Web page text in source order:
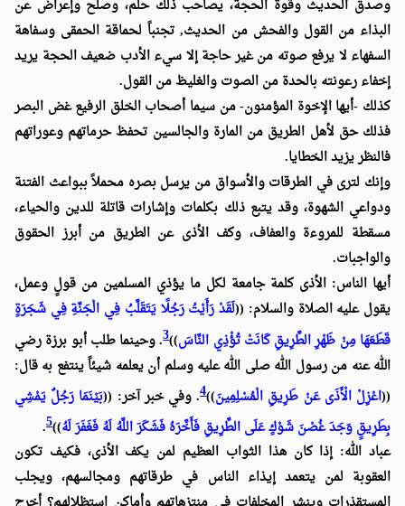
وصدق الحديث وقوة الحجة، يصاحب ذلك حلم، وصلح وإعراض عن
البذاء من القول والفحش من الحديث, تجنباً لحماقة الحمقى وسفاهة
السفهاء لا يرفع صوته من غير حاجة إلا سيء الأدب ضعيف الحجة يريد
إخفاء رعونته بالحدة من الصوت والغليظ من القول.
كذلك -أيها الإخوة المؤمنون- من سيما أصحاب الخلق الرفيع غض البصر
فذلك حق لأهل الطريق من المارة والجالسين تحفظ حرماتهم وعوراتهم
فالنظر يزيد الخطايا.
وإنك لترى في الطرقات والأسواق من يرسل بصره محملاً ببواعث الفتنة
ودواعي الشهوة، وقد يتبع ذلك بكلمات وإشارات قاتلة للدين والحياء،
مسقطة للمروءة والعفاف، وكف الأذى عن الطريق من أبرز الحقوق
والواجبات.
أيها الناس: الأذى كلمة جامعة لكل ما يؤذي المسلمين من قولٍ وعمل،
يقول عليه الصلاة والسلام: ((لَقَدْ رَأَيْتُ رَجُلًا يَتَقَلَّبُ فِي الْجَنَّةِ فِي شَجَرَةٍ
قَطَعَهَا مِنْ ظَهْرِ الطَّرِيقِ كَانَتْ تُؤْذِي النَّاسَ))
3. وحينما طلب أبو برزة رضي
الله عنه من رسول الله صلى الله عليه وسلم أن يعلمه شيئاً ينتفع به قال:
((اعْزِلْ الْأَذَى عَنْ طَرِيقِ الْمُسْلِمِينَ))
4. وفي خبر آخر: ((بَيْنَمَا رَجُلٌ يَمْشِي
بِطَرِيقٍ وَجَدَ غُصْنَ شَوْكٍ عَلَى الطَّرِيقِ فَأَخَّرَهُ فَشَكَرَ اللَّهُ لَهُ فَغَفَرَ لَهُ))
5
.
عباد الله: إذا كان هذا الثواب العظيم لمن يكف الأذى، فكيف تكون
العقوبة لمن يتعمد إيذاء الناس في طرقاتهم ومجالسهم، ويجلب